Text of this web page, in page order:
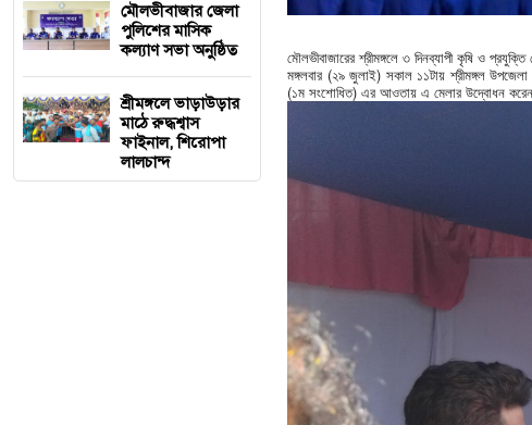
মৌলভীবাজার জেলা
পুলিশের মাসিক
কল্যাণ সভা অনুষ্ঠিত
শ্রীমঙ্গলে ভাড়াউড়ার
মাঠে রুদ্ধশ্বাস
ফাইনাল, শিরোপা
লালচান্দ
মৌলভীবাজারের শ্রীমঙ্গলে ৩ দিনব্যাপী কৃষি ও
মঙ্গলবার (২৯ জুলাই) সকাল ১১টায় শ্রীমঙ্গল
(১ম সংশোধিত) এর আওতায় এ মেলার উদ্বোধন করেন